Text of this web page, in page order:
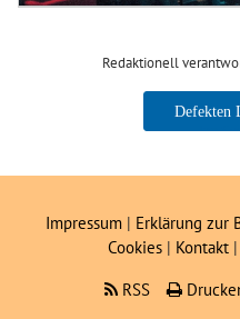
Redaktionell
Jan
Impressum | Erklärung zur
Cookies| Kontakt |
RSS